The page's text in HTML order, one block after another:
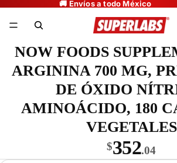
NOW FOODS
ARGININA 700 MG,
DE ÓXIDO
AMINOÁCIDO, 180
VEGETALES
$352.04